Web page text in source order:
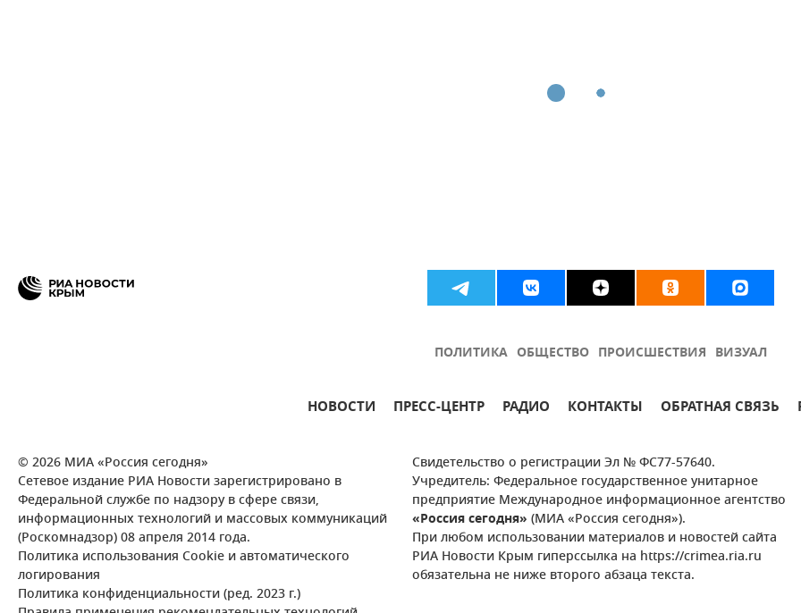
ПОЛИТИКА ОБЩЕСТВО ПРОИСШЕСТВИЯ ВИЗУАЛ
НОВОСТИ ПРЕСС-ЦЕНТР РАДИО КОНТАКТЫ ОБРАТНАЯ СВЯЗЬ
© 2026 МИА «Россия сегодня»
Сетевое издание РИА Новости зарегистрировано в
Федеральной службе по надзору в сфере связи,
информационных технологий и массовых коммуникаций
(Роскомнадзор) 08 апреля 2014 года.
Политика использования Cookie и автоматического
логирования
Политика конфиденциальности (ред. 2023 г.)
Свидетельство о регистрации Эл № ФС77-57640.
Учредитель: Федеральное государственное унитарное
предприятие Международное информационное агентство
«Россия сегодня» (МИА «Россия сегодня»).
При любом использовании материалов и новостей сайта
РИА Новости Крым гиперссылка на https://crimea.ria.ru
обязательна не ниже второго абзаца текста.